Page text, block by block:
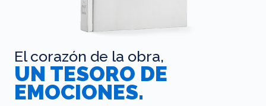
El corazón de la obra,
UN TESORO DE
EMOCIONES.